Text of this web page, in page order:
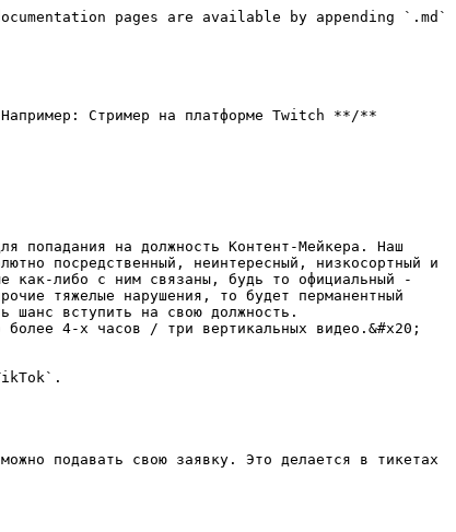
pages are available by appending `.md`
Стример на платформе Twitch **/**
попадания на должность Контент-Мейкера. Наш
посредственный, неинтересный, низкосортный и
как-либо с ним связаны, будь то официальный -
тяжелые нарушения, то будет перманентный
шанс вступить на свою должность.
более 4-х часов / три вертикальных видео.&#x20;
подавать свою заявку. Это делается в тикетах